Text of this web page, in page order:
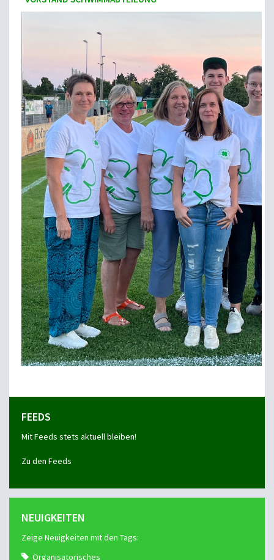
FEEDS
Mit Feeds stets aktuell bleiben!
Zu den Feeds
NEUIGKEITEN
Zeige Neuigkeiten mit den Tags:
Organisatorisches